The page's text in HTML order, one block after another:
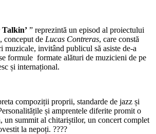
” reprezintă un episod al proiectului
conceput de Lucas Contreras, care constă
invitând publicul să asiste de-a
formule formate alături de muzicieni de pe
și internațional.
compoziții proprii, standarde de jazz și
și amprentele diferite promit o
un summit al chitariștilor, un concert complet
la nepoți. ????